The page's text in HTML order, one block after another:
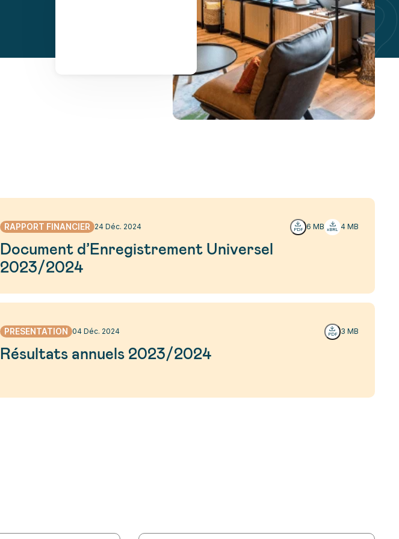
RAPPORT FINANCIER 24 Déc. 2024 6 MB 4 MB
Document d’Enregistrement Universel
2023/2024
PRESENTATION 04 Déc. 2024 3 MB
Résultats annuels 2023/2024